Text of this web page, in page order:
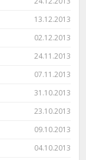
13.12.2013
02.12.2013
24.11.2013
07.11.2013
31.10.2013
23.10.2013
09.10.2013
04.10.2013